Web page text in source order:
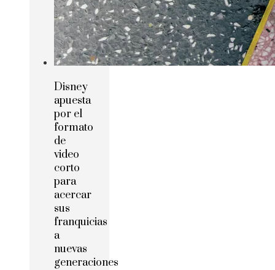
Disney
apuesta
por el
formato
de
video
corto
para
acercar
sus
franquicias
a
nuevas
generaciones